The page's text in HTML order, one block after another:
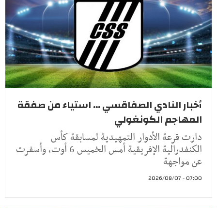
أخبار النادي الصفاقسي ... استياء من صفقة
المهاجم الكونغولي
دارت قرعة الأدوار التمهيدية لمسابقة كأس
الكنفدرالية الإفريقية أمس الخميس 6 أوت، وأسفرت
عن مواجهة
07:00 - 2026/08/07